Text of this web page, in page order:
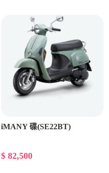
iMANY 碟(SE22BT)
$ 82,500